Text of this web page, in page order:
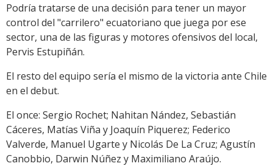
Podría tratarse de una decisión para tener un mayor
control del "carrilero" ecuatoriano que juega por ese
sector, una de las figuras y motores ofensivos del local,
Pervis Estupiñán.
El resto del equipo sería el mismo de la victoria ante Chile
en el debut.
El once: Sergio Rochet; Nahitan Nández, Sebastián
Cáceres, Matías Viña y Joaquín Piquerez; Federico
Valverde, Manuel Ugarte y Nicolás De La Cruz; Agustín
Canobbio, Darwin Núñez y Maximiliano Araújo.